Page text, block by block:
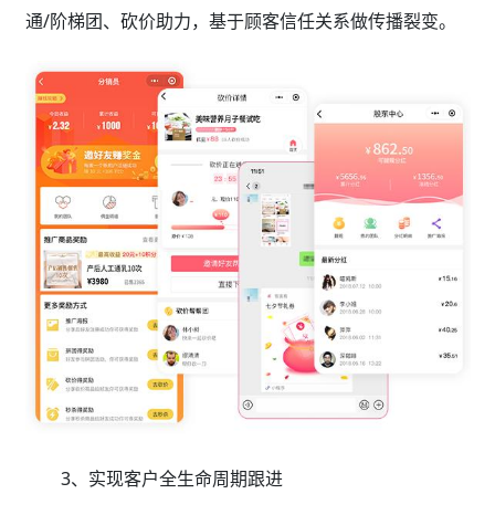
通/阶梯团、砍价助力，基于顾客信任关系做传播裂变。
3、实现客户全生命周期跟进